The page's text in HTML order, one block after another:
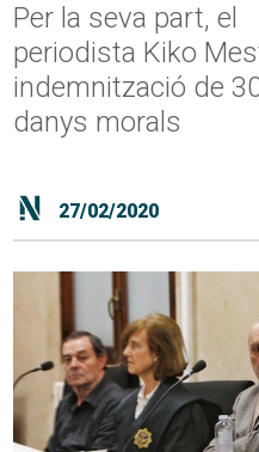
Per la seva part, el
periodista Kiko
indemnització de
danys morals
27/02/2020